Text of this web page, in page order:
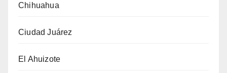
Chihuahua
Ciudad Juárez
El Ahuizote